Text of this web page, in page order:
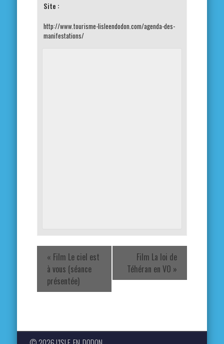
Site :
http://www.tourisme-lisleendodon.com/agenda-des-
manifestations/
« Film Le ciel est
à vous (séance
présentée)
Film La loi de
Téhéran en VO »